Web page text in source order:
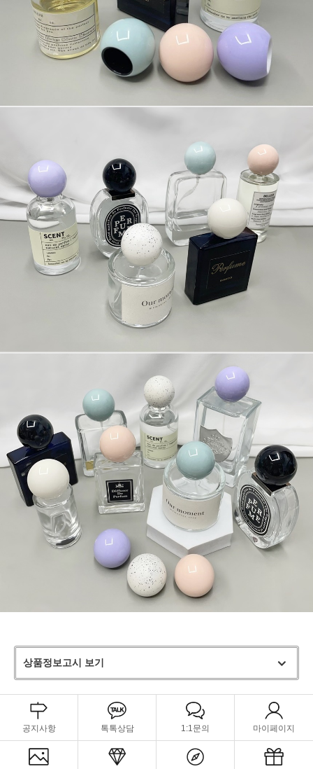
상품정보고시 보기
공지사항 톡톡상담 1:1문의 마이페이지